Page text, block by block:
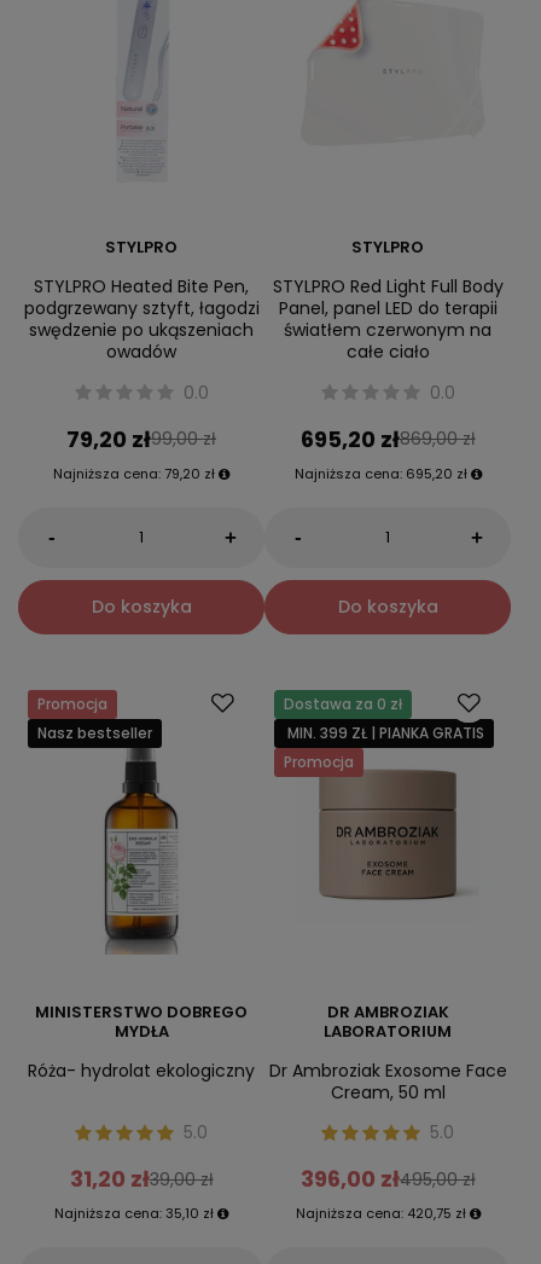
STYLPRO
STYLPRO Heated Bite Pen,
podgrzewany sztyft, łagodzi
swędzenie po ukąszeniach
owadów
0.0
79,20 zł99,00 zł
Najniższa cena: 79,20 zł
- +
Do koszyka
STYLPRO
STYLPRO Red Light Full Body
Panel, panel LED do terapii
światłem czerwonym na
całe ciało
0.0
695,20 zł869,00 zł
Najniższa cena: 695,20 zł
- +
Do koszyka
Promocja
Nasz bestseller
MINISTERSTWO DOBREGO
MYDŁA
Róża- hydrolat ekologiczny
5.0
31,20 zł39,00 zł
Najniższa cena: 35,10 zł
Dostawa za 0 zł
MIN. 399 ZŁ | PIANKA GRATIS
Promocja
DR AMBROZIAK
LABORATORIUM
Dr Ambroziak Exosome Face
Cream, 50 ml
5.0
396,00 zł495,00 zł
Najniższa cena: 420,75 zł